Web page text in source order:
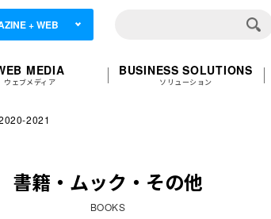
+ WEB
MEDIA
ウェブメディア
BUSINESS SOLUTIONS
ソリューション
2021
書籍・ムック・その他
BOOKS